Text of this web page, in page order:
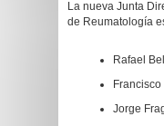
La nueva Junta
de Reumatología
Rafael
Jorge